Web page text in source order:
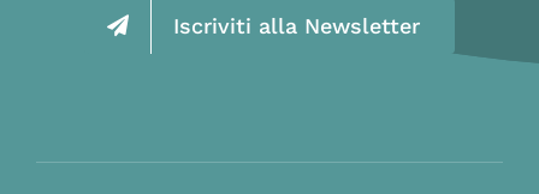
Iscriviti alla Newsletter